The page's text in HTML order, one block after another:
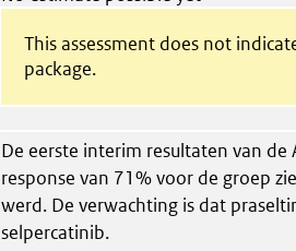
This assessment does not
package.
De eerste interim resultaten van de
response van 71% voor de groep
werd. De verwachting is dat
selpercatinib.